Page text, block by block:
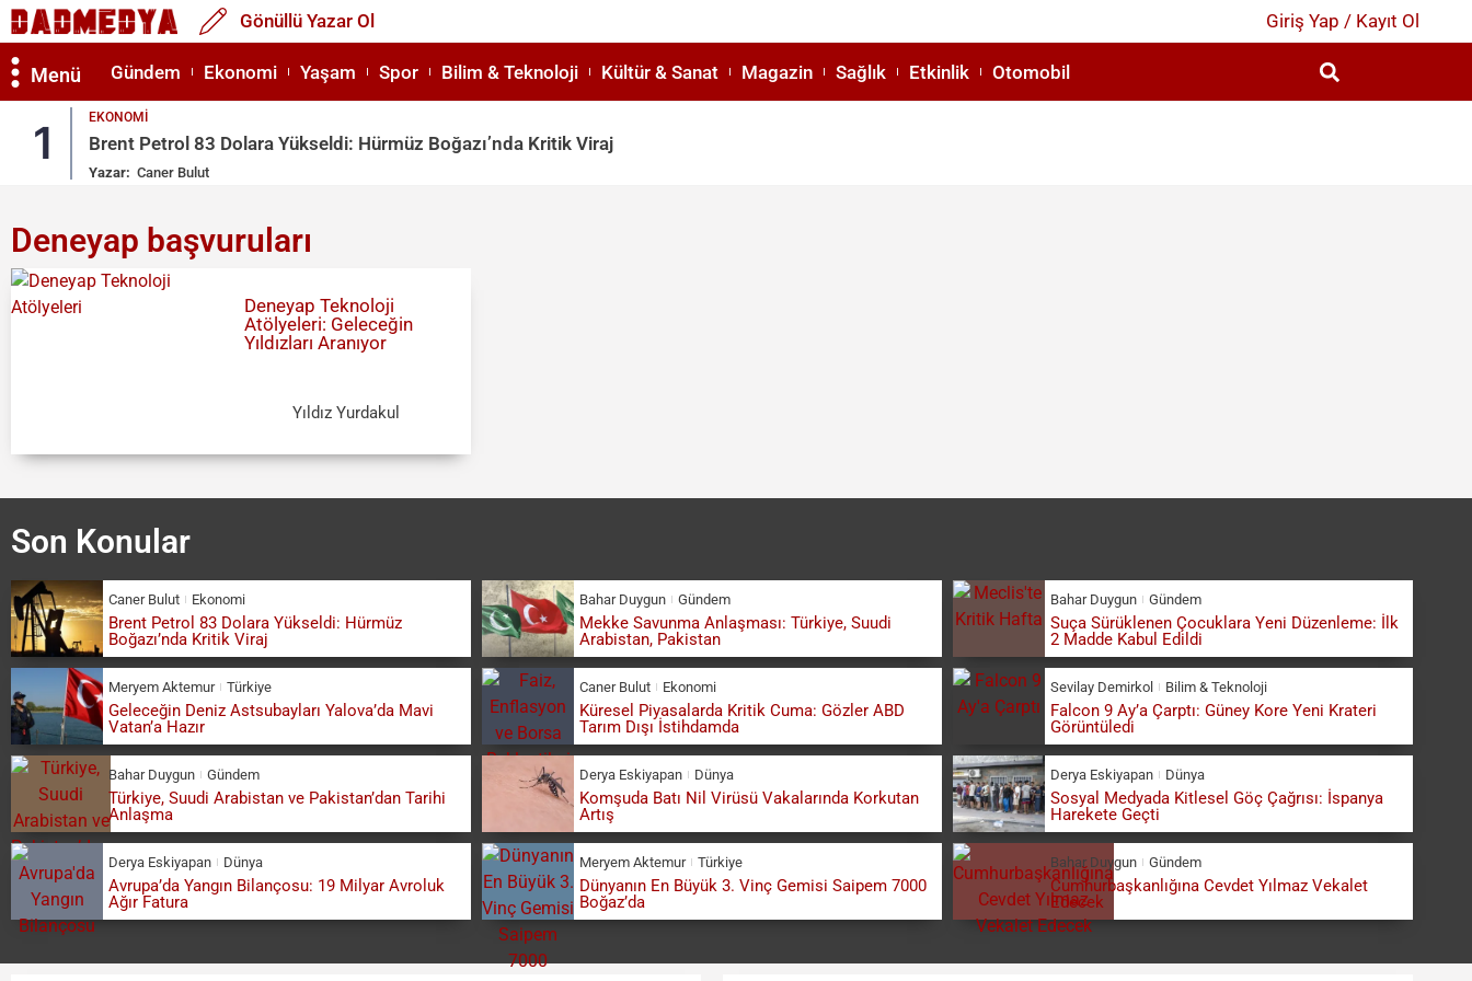
Gönüllü Yazar Ol Giriş Yap / Kayıt Ol
Menü Gündem Ekonomi Yaşam Spor Bilim & Teknoloji Kültür & Sanat Magazin Sağlık Etkinlik Otomobil
1 EKONOMI
Brent Petrol 83 Dolara Yükseldi: Hürmüz Boğazı’nda Kritik Viraj
Yazar: Caner Bulut
Deneyap başvuruları
Deneyap Teknoloji
Atölyeleri: Geleceğin
Yıldızları Aranıyor
Yıldız Yurdakul
Son Konular
Caner Bulut Ekonomi
Brent Petrol 83 Dolara Yükseldi: Hürmüz
Boğazı’nda Kritik Viraj
Bahar Duygun Gündem
Mekke Savunma Anlaşması: Türkiye, Suudi
Arabistan, Pakistan
Bahar Duygun Gündem
Suça Sürüklenen Çocuklara Yeni Düzenleme: İlk
2 Madde Kabul Edildi
Meryem Aktemur Türkiye
Geleceğin Deniz Astsubayları Yalova’da Mavi
Vatan’a Hazır
Caner Bulut Ekonomi
Küresel Piyasalarda Kritik Cuma: Gözler ABD
Tarım Dışı İstihdamda
Sevilay Demirkol Bilim & Teknoloji
Falcon 9 Ay’a Çarptı: Güney Kore Yeni Krateri
Görüntüledi
Bahar Duygun Gündem
Türkiye, Suudi Arabistan ve Pakistan’dan Tarihi
Anlaşma
Derya Eskiyapan Dünya
Komşuda Batı Nil Virüsü Vakalarında Korkutan
Artış
Derya Eskiyapan Dünya
Sosyal Medyada Kitlesel Göç Çağrısı: İspanya
Harekete Geçti
Derya Eskiyapan Dünya
Avrupa’da Yangın Bilançosu: 19 Milyar Avroluk
Ağır Fatura
Meryem Aktemur Türkiye
Dünyanın En Büyük 3. Vinç Gemisi Saipem 7000
Boğaz’da
Bahar Duygun Gündem
Cumhurbaşkanlığına Cevdet Yılmaz Vekalet
Edecek